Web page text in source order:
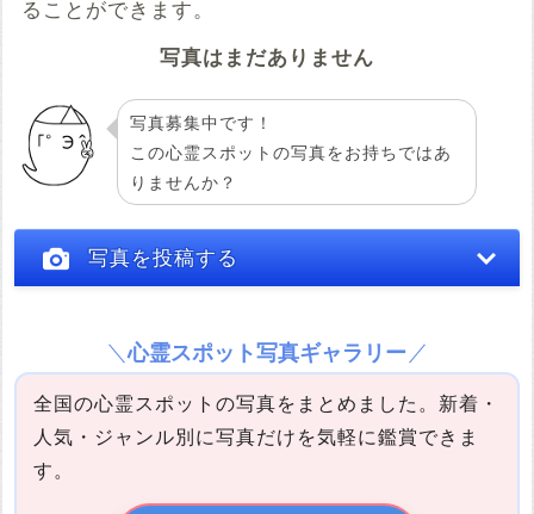
ることができます。
写真はまだありません
写真募集中です！
この心霊スポットの写真をお持ちではあ
りませんか？
写真を投稿する
写真の説明
心霊スポット写真ギャラリー
全国の心霊スポットの写真をまとめました。新着・
人気・ジャンル別に写真だけを気軽に鑑賞できま
す。